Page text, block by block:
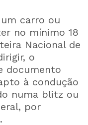
carro ou
no mínimo 18
Nacional de
o
documento
à condução
numa blitz ou
por